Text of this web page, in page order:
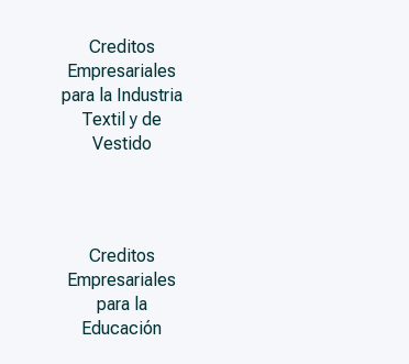
Creditos
Empresariales
para la Industria
Textil y de
Vestido
Creditos
Empresariales
para la
Educación